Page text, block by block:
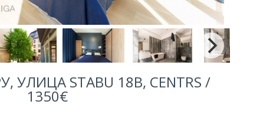
STABU 18B, CENTRS /
1350€